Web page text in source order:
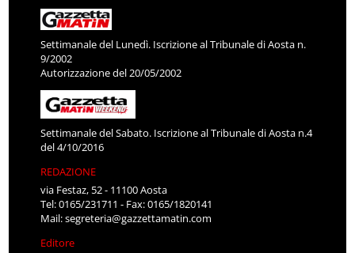
Settimanale del Lunedì. Iscrizione al Tribunale di Aosta n.
9/2002
Autorizzazione del 20/05/2002
Settimanale del Sabato. Iscrizione al Tribunale di Aosta n.4
del 4/10/2016
REDAZIONE
via Festaz, 52 - 11100 Aosta
Tel: 0165/231711 - Fax: 0165/1820141
Mail:segreteria@gazzettamatin.com
Editore